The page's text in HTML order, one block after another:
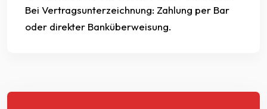
Bei Vertragsunterzeichnung: Zahlung per Bar
oder direkter Banküberweisung.